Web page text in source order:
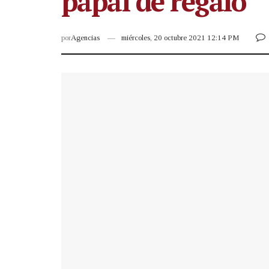
porAgencias miércoles, 20 octubre 2021 12:14 PM